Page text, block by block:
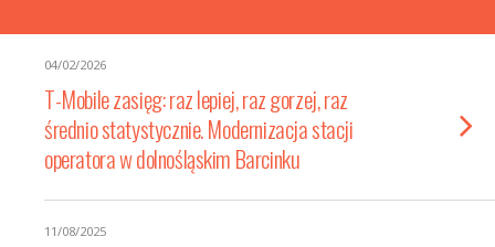
04/02/2026
T-Mobile zasięg: raz lepiej, raz gorzej, raz
średnio statystycznie. Modernizacja stacji
operatora w dolnośląskim Barcinku
11/08/2025